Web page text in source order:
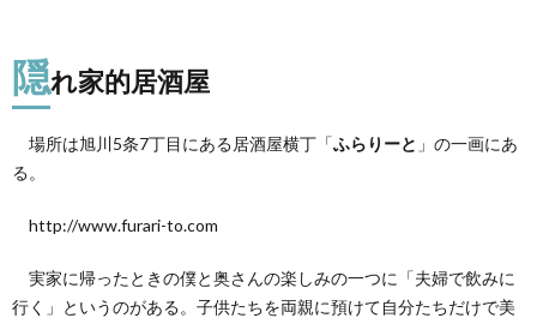
トマト
とモッ
ラチー
4.
め
隠れ家的居酒屋
場所は旭川5条7丁目にある居酒屋横丁「ふらりーと 」の一画にあ
る。
http://www.furari-to.com
実家に帰ったときの僕と奥さんの楽しみの一つに「夫婦で飲みに
行く」というのがある。子供たちを両親に預けて自分たちだけで美